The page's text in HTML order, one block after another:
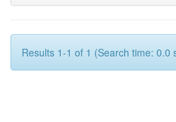
Results 1-1 of 1 (Search time: 0.0